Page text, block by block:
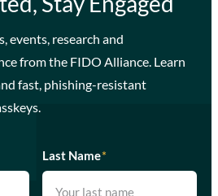
events, research and
from the FIDO Alliance. Learn
fast, phishing-resistant
Last Name*